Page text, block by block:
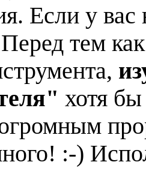
Если у
тем
хотя
огромным
:-)